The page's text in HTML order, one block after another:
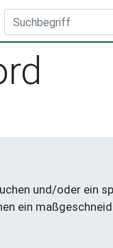
und/oder ein
ein